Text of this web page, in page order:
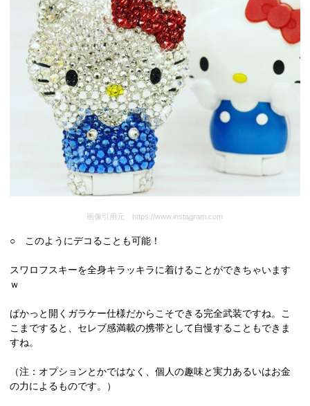
画像引用元 https://www.instagram.com
○ このようにデコることも可能！
スワロフスキーを全身キラッキラに着けることができちゃいます
ｗ
ぱかっと開くガラケー仕様だからこそできる完全武装ですね。こ
こまですると、セレブ感満載の携帯として自慢することもできま
すね。
（注：オプションとかではなく、個人の趣味と実力あるいはお金
の力によるものです。）